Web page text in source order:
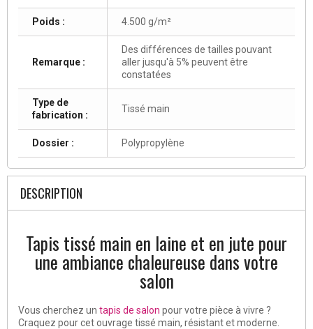
Poids : 4.500 g/m²
Remarque :
Des différences de tailles pouvant
aller jusqu'à 5% peuvent être
constatées
Type de
fabrication :
Tissé main
Dossier : Polypropylène
DESCRIPTION
Tapis tissé main en laine et en jute pour
une ambiance chaleureuse dans votre
salon
Vous cherchez un tapis de salon pour votre pièce à vivre ?
Craquez pour cet ouvrage tissé main, résistant et moderne.